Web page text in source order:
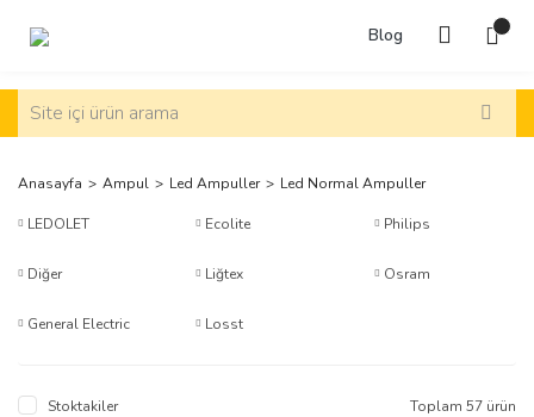
Blog
Anasayfa Ampul Led Ampuller Led Normal Ampuller
LEDOLET Ecolite Philips
Diğer Liğtex Osram
General Electric Losst
Stoktakiler Toplam 57 ürün